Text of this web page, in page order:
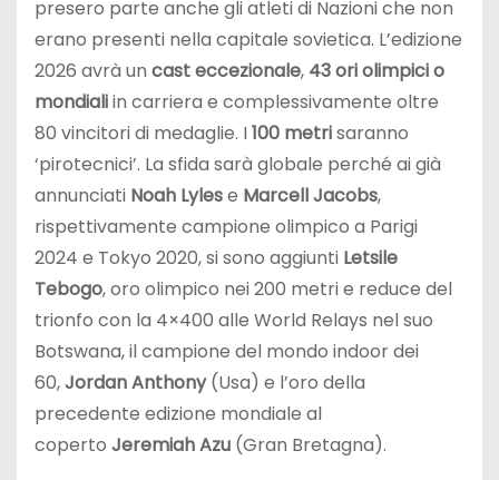
presero parte anche gli atleti di Nazioni che non
erano presenti nella capitale sovietica. L’edizione
2026 avrà un cast eccezionale, 43 ori olimpici o
mondialiin carriera e complessivamente oltre
80 vincitori di medaglie. I100 metrisaranno
‘pirotecnici’. La sfida sarà globale perché ai già
annunciati Noah Lylese Marcell Jacobs,
rispettivamente campione olimpico a Parigi
2024 e Tokyo 2020, si sono aggiunti Letsile
Tebogo, oro olimpico nei 200 metri e reduce del
trionfo con la 4×400 alle World Relays nel suo
Botswana, il campione del mondo indoor dei
60,Jordan Anthony(Usa) e l’oro della
precedente edizione mondiale al
coperto Jeremiah Azu (Gran Bretagna).